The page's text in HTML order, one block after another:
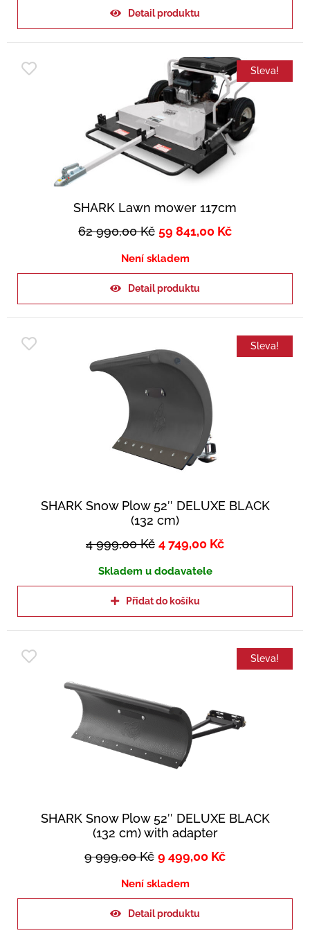
Detail produktu
Sleva!
SHARK Lawn mower 117cm
62 990,00Kč 59 841,00 Kč
Není skladem
Detail produktu
Sleva!
SHARK Snow Plow 52″ DELUXE BLACK
(132 cm)
4 999,00Kč 4 749,00 Kč
Skladem u dodavatele
Přidat do košíku
Sleva!
SHARK Snow Plow 52″ DELUXE BLACK
(132 cm) with adapter
9 999,00Kč 9 499,00 Kč
Není skladem
Detail produktu